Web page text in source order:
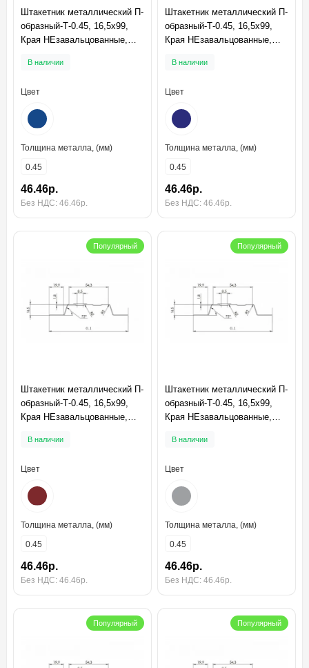
Штакетник металлический П-
образный-Т-0.45, 16,5х99,
Края НЕзавальцованные,
В наличии
Цвет
Толщина металла, (мм)
0.45
46.46р.
Без НДС: 46.46р.
Штакетник металлический П-
образный-Т-0.45, 16,5х99,
Края НЕзавальцованные,
В наличии
Цвет
Толщина металла, (мм)
0.45
46.46р.
Без НДС: 46.46р.
Популярный
Штакетник металлический П-
образный-Т-0.45, 16,5х99,
Края НЕзавальцованные,
В наличии
Цвет
Толщина металла, (мм)
0.45
46.46р.
Без НДС: 46.46р.
Популярный
Штакетник металлический П-
образный-Т-0.45, 16,5х99,
Края НЕзавальцованные,
В наличии
Цвет
Толщина металла, (мм)
0.45
46.46р.
Без НДС: 46.46р.
Популярный Популярный